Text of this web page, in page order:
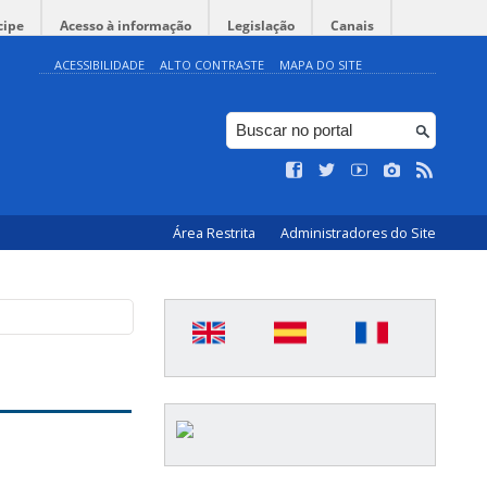
Acesso à informação Legislação Canais
ACESSIBILIDADE ALTO CONTRASTE MAPA DO SITE
Área Restrita Administradores do Site